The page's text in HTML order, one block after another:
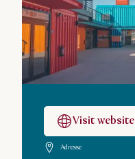
Visit website
Adresse